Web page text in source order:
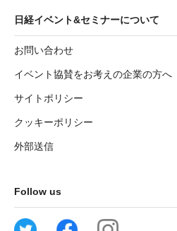
日経イベント&セミナーについて
お問い合わせ
イベント協賛をお考えの企業の方へ
サイトポリシー
クッキーポリシー
外部送信
Follow us